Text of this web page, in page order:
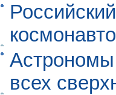
всех